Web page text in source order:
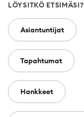
LÖYSITKÖ ETSIMÄSI?
Asiantuntijat
Tapahtumat
Hankkeet